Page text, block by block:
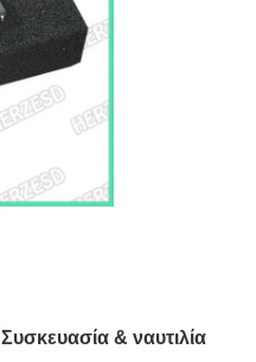
Συσκευασία & ναυτιλία